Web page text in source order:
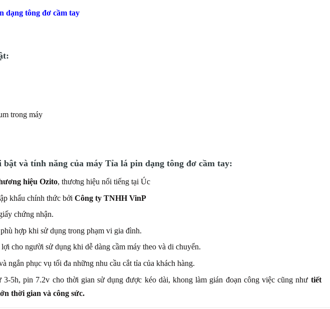
dạng tông đơ cầm tay
trong máy
bật và tính năng của máy Tỉa lá pin dạng tông đơ cầm tay:
hiệu Ozito, thương hiệu nổi tiếng tại Úc
khẩu chính thức bởi Công ty TNHH VinP
chứng nhận.
hợp khi sử dụng trong phạm vi gia đình.
lợi cho người sử dụng khi dễ dàng cầm máy theo và di chuyển.
ngắn phục vụ tối đa những nhu cầu cắt tỉa của khách hàng.
3-5h, pin 7.2v cho thời gian sử dụng được kéo dài, khong làm gián đoạn công việc cũng như tiết
thời gian và công sức.